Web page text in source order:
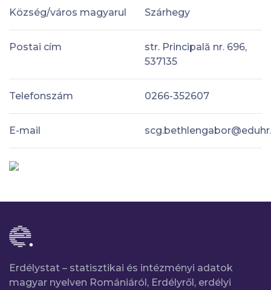
Község/város magyarul Szárhegy
Postai cím
str. Principală nr. 696,
537135
Telefonszám 0266-352607
E-mail
Erdélystat – statisztikai és intézményi adatok
magyar nyelven Romániáról, Erdélyről, erdélyi